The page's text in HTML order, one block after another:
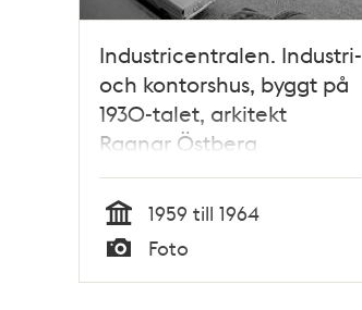
Industricentralen. Industri-
och kontorshus, byggt på
1930-talet, arkitekt
Ragnar Östberg
Tid
1959 till 1964
Typ
Foto